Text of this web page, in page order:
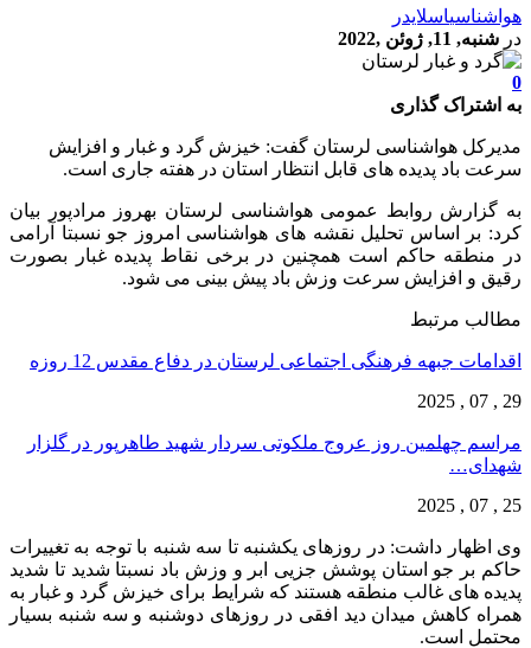
هواشناسیاسلایدر
در شنبه, 11, ژوئن ,2022
0
به اشتراک گذاری
مدیرکل هواشناسی لرستان گفت: خیزش گرد و غبار و افزایش
سرعت باد پدیده های قابل انتظار استان در هفته جاری است.
به گزارش روابط عمومی هواشناسی لرستان بهروز مرادپور بیان
کرد: بر اساس تحلیل نقشه های هواشناسی امروز جو نسبتا آرامی
در منطقه حاکم است همچنین در برخی نقاط پدیده غبار بصورت
رقیق و افزایش سرعت وزش باد پیش بینی می شود.
مطالب مرتبط
اقدامات جبهه فرهنگی اجتماعی لرستان در دفاع مقدس 12 روزه
29 , 07 , 2025
مراسم چهلمین روز عروج ملکوتی سردار شهید طاهرپور در گلزار
شهدای…
25 , 07 , 2025
وی اظهار داشت: در روزهای یکشنبه تا سه شنبه با توجه به تغییرات
حاکم بر جو استان پوشش جزیی ابر و وزش باد نسبتا شدید تا شدید
پدیده های غالب منطقه هستند که شرایط برای خیزش گرد و غبار به
همراه کاهش میدان دید افقی در روزهای دوشنبه و سه شنبه بسیار
محتمل است.